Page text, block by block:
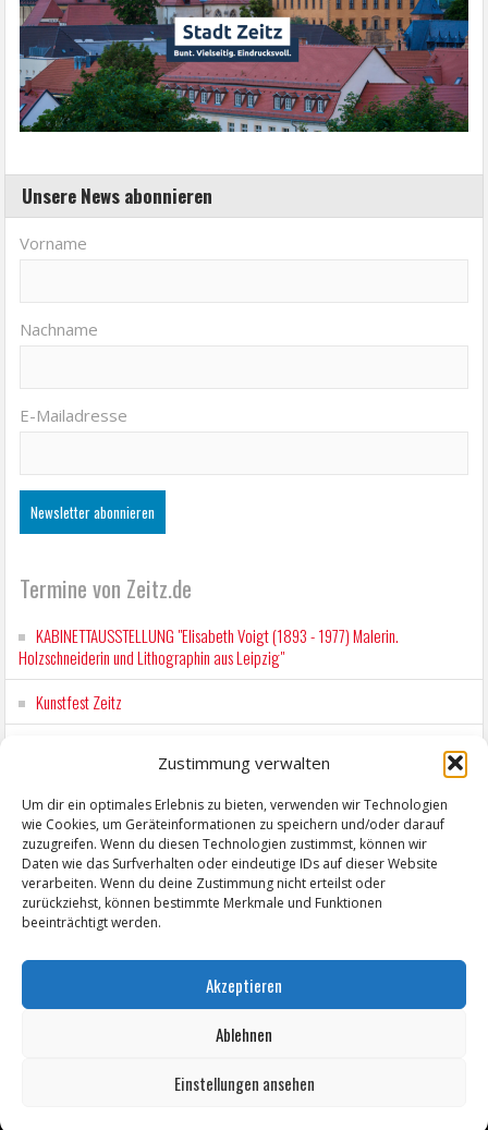
Zustimmung verwalten
Um dir ein optimales Erlebnis zu bieten, verwenden wir Technologien
wie Cookies, um Geräteinformationen zu speichern und/oder darauf
zuzugreifen. Wenn du diesen Technologien zustimmst, können wir
Daten wie das Surfverhalten oder eindeutige IDs auf dieser Website
verarbeiten. Wenn du deine Zustimmung nicht erteilst oder
zurückziehst, können bestimmte Merkmale und Funktionen
beeinträchtigt werden.
Akzeptieren
Ablehnen
Einstellungen ansehen
Unsere News abonnieren
Vorname
Nachname
E-Mailadresse
Termine von Zeitz.de
KABINETTAUSSTELLUNG "Elisabeth Voigt (1893 - 1977) Malerin.
Holzschneiderin und Lithographin aus Leipzig"
Kunstfest Zeitz
Wochenmarkt Zeitz